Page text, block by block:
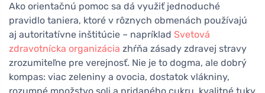
Ako orientačnú pomoc sa dá využiť jednoduché
pravidlo taniera, ktoré v rôznych obmenách používajú
aj autoritatívne inštitúcie – napríklad Svetová
zdravotnícka organizácia zhŕňa zásady zdravej stravy
zrozumiteľne pre verejnosť. Nie je to dogma, ale dobrý
kompas: viac zeleniny a ovocia, dostatok vlákniny,